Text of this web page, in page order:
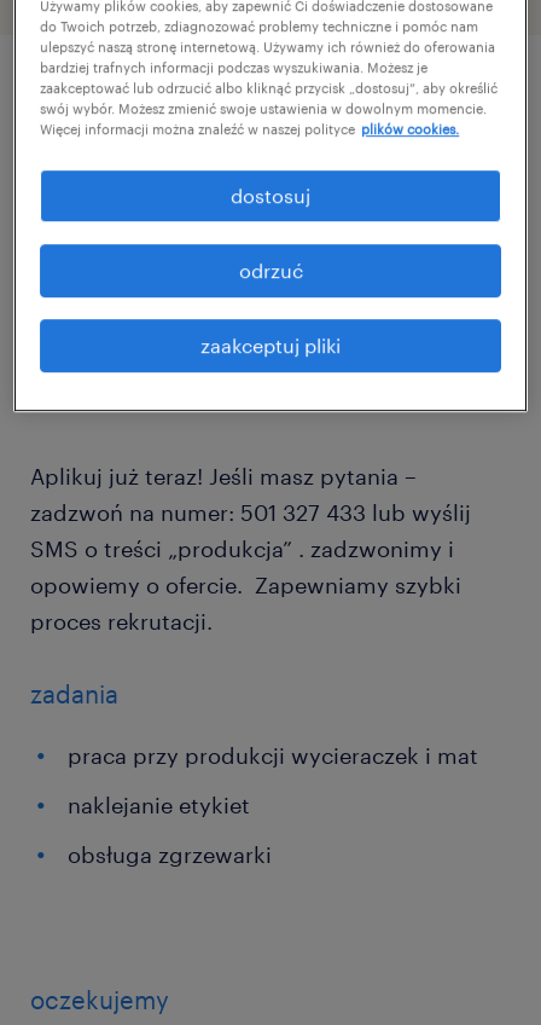
szczegóły oferty
Oferta pracy dla wszystkich tych, którzy
szukają stabilnej pracy na produkcji. Od
ZARAZ. Bardzo dobre wynagrodzenie 5400 zł
brutto i wolne weekendy.
Miejsce pracy: Suchedniów. Łatwo do nas
trafisz.
Aplikuj już teraz! Jeśli masz pytania –
zadzwoń na numer: 501 327 433 lub wyślij
SMS o treści „produkcja” . zadzwonimy i
opowiemy o ofercie. Zapewniamy szybki
proces rekrutacji.
zadania
praca przy produkcji wycieraczek i mat
naklejanie etykiet
obsługa zgrzewarki
oczekujemy
Używamy plików cookies, aby zapewnić Ci doświadczenie dostosowane
do Twoich potrzeb, zdiagnozować problemy techniczne i pomóc nam
ulepszyć naszą stronę internetową. Używamy ich również do oferowania
bardziej trafnych informacji podczas wyszukiwania. Możesz je
zaakceptować lub odrzucić albo kliknąć przycisk „dostosuj”, aby określić
swój wybór. Możesz zmienić swoje ustawienia w dowolnym momencie.
Więcej informacji można znaleźć w naszej polityce plików cookies.
zaakceptuj pliki
odrzuć
dostosuj